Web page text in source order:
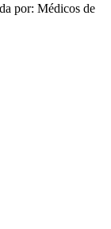
por: Médicos de